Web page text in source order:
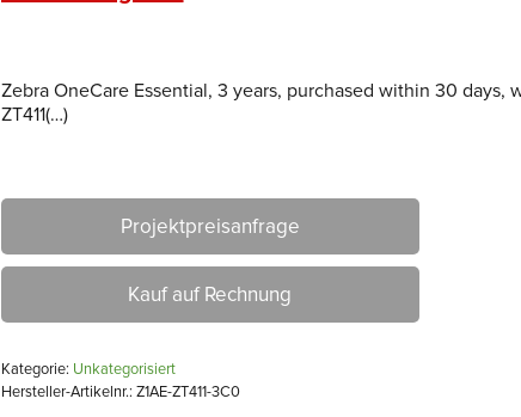
Zebra OneCare Essential, 3 years, purchased within 30 days,
ZT411(…)
Projektpreisanfrage
Kauf auf Rechnung
Kategorie: Unkategorisiert
Hersteller-Artikelnr.: Z1AE-ZT411-3C0